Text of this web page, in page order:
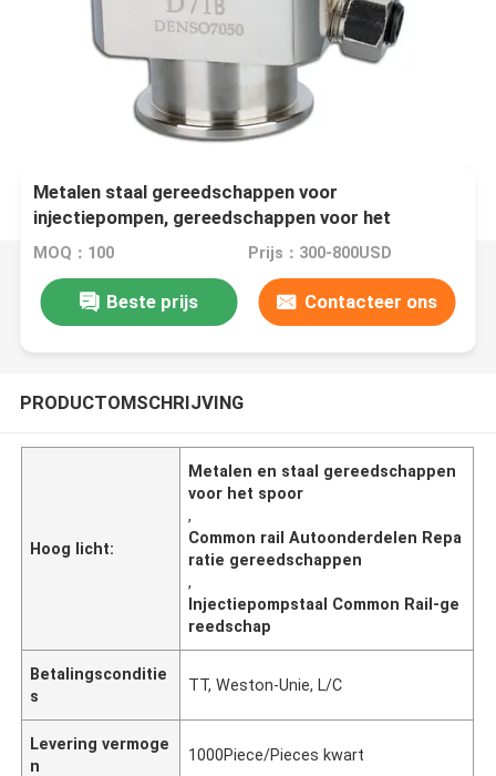
Metalen staal gereedschappen voor
injectiepompen, gereedschappen voor het
repareren van auto-onderdelen
MOQ：100 Prijs：300-800USD
Beste prijs Contacteer ons
PRODUCTOMSCHRIJVING
Hoog licht:
Metalen en staal gereedschappen
voor het spoor
,
Common rail Autoonderdelen Repa
ratie gereedschappen
,
Injectiepompstaal Common Rail-ge
reedschap
Betalingsconditie
s
TT, Weston-Unie, L/C
Levering vermoge
n
1000Piece/Pieces kwart